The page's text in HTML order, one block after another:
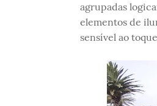
agrupadas
elementos de
sensível ao